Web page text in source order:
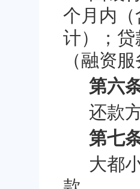
个月内（
计）；
（融资
第六
还款
第七
大都